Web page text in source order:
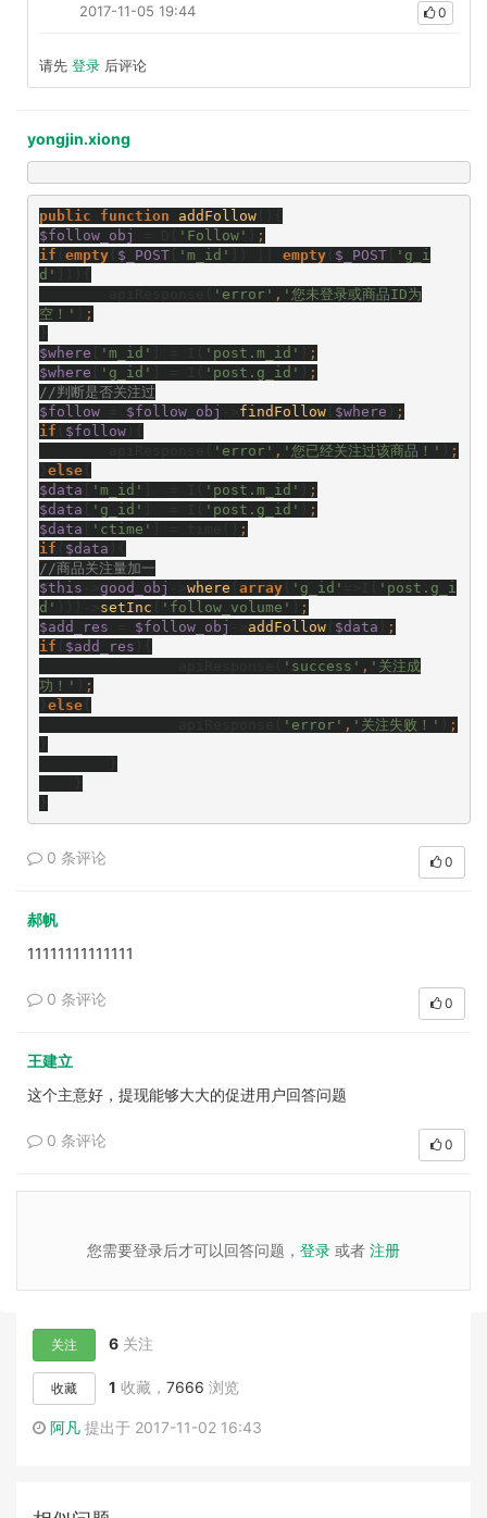
2017-11-05 19:44
0
请先 登录 后评论
yongjin.xiong
public function addFollow(){
$follow_obj
'Follow'
;
if empty( $_POST[ 'm_id' empty( $_POST[
'g_i
d'
'error' , '您未登录或商品ID为
空！'
;
$where
'm_id' 'post.m_id'
;
$where
'g_id' 'post.g_id'
;
//判断是否关注过
$follow
$follow_obj findFollow( $where
;
if
$follow){
'error' , '您已经关注过该商品！'
;
else{
$data
'm_id' 'post.m_id'
;
$data
'g_id' 'post.g_id'
;
$data
'ctime'
;
if
$data
//商品关注量加一
$this
good_obj where array( 'g_id'
'post.g_i
d'
setInc 'follow_volume'
;
$add_res
$follow_obj addFollow( $data
;
if
$add_res
'success' , '关注成
功！'
;
else{
'error' , '关注失败！'
;
0 条评论 0
郝帆
11111111111111
0 条评论 0
王建立
这个主意好，提现能够大大的促进用户回答问题
0 条评论 0
您需要登录后才可以回答问题， 登录 或者 注册
关注 6 关注
收藏 1 收藏， 7666 浏览
阿凡 提出于 2017-11-02 16:43